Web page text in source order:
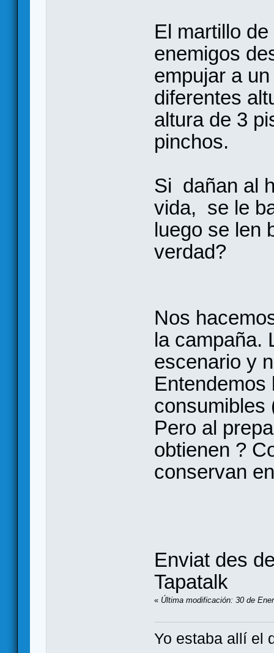
El martillo
enemigos
empujar a
diferentes
altura de 3
pinchos.
Si dañan al
vida, se le
luego se len
verdad?
Nos
la campaña.
escenario y
Entendemos
consumibles
Pero al
obtienen ?
conservan
Enviat des
Tapatalk
« Última modificación: 30 de
Yo estaba allí el